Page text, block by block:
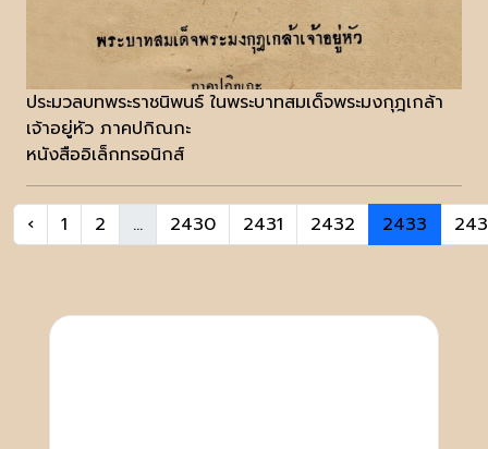
ประมวลบทพระราชนิพนธ์ ในพระบาทสมเด็จพระมงกุฎเกล้า
เจ้าอยู่หัว ภาคปกิณกะ
หนังสืออิเล็กทรอนิกส์
‹ 1 2 ... 2430 2431 2432 2433